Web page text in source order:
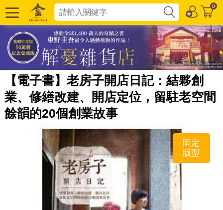
0
【電子書】老房子開店日記：結夥創
業、修繕改建、開店定位，留駐老空間
餘韻的20個創業故事
固定
版型